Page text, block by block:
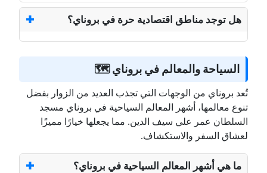
هل توجد مناطق اقتصادية حرة في بروناي؟
السياحة والمعالم في بروناي 🗺️
تُعد بروناي من الوجهات التي تجذب العديد من الزوار بفضل
تنوع معالمها، أشهر المعالم السياحية في بروناي مسجد
السلطان عمر علي سيف الدين. مما يجعلها خيارًا مميزًا
لعشاق السفر والاستكشاف.
ما هي أشهر المعالم السياحية في بروناي؟